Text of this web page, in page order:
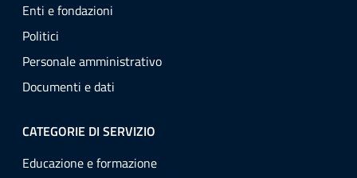
Enti e fondazioni
Politici
Personale amministrativo
Documenti e dati
CATEGORIE DI SERVIZIO
Educazione e formazione